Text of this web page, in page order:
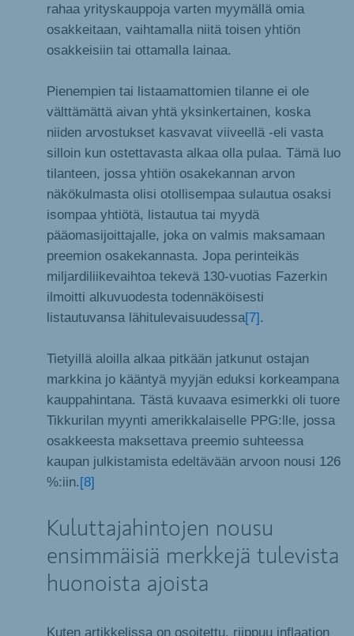
rahaa yrityskauppoja varten myymällä omia
osakkeitaan, vaihtamalla niitä toisen yhtiön
osakkeisiin tai ottamalla lainaa.
Pienempien tai listaamattomien tilanne ei ole
välttämättä aivan yhtä yksinkertainen, koska
niiden arvostukset kasvavat viiveellä -eli vasta
silloin kun ostettavasta alkaa olla pulaa. Tämä luo
tilanteen, jossa yhtiön osakekannan arvon
näkökulmasta olisi otollisempaa sulautua osaksi
isompaa yhtiötä, listautua tai myydä
pääomasijoittajalle, joka on valmis maksamaan
preemion osakekannasta. Jopa perinteikäs
miljardiliikevaihtoa tekevä 130-vuotias Fazerkin
ilmoitti alkuvuodesta todennäköisesti
listautuvansa lähitulevaisuudessa[7].
Tietyillä aloilla alkaa pitkään jatkunut ostajan
markkina jo kääntyä myyjän eduksi korkeampana
kauppahintana. Tästä kuvaava esimerkki oli tuore
Tikkurilan myynti amerikkalaiselle PPG:lle, jossa
osakkeesta maksettava preemio suhteessa
kaupan julkistamista edeltävään arvoon nousi 126
%:iin. [8]
Kuluttajahintojen nousu
ensimmäisiä merkkejä tulevista
huonoista ajoista
Kuten artikkelissa on osoitettu, riippuu inflaation